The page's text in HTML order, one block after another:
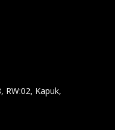
RW:02, Kapuk,